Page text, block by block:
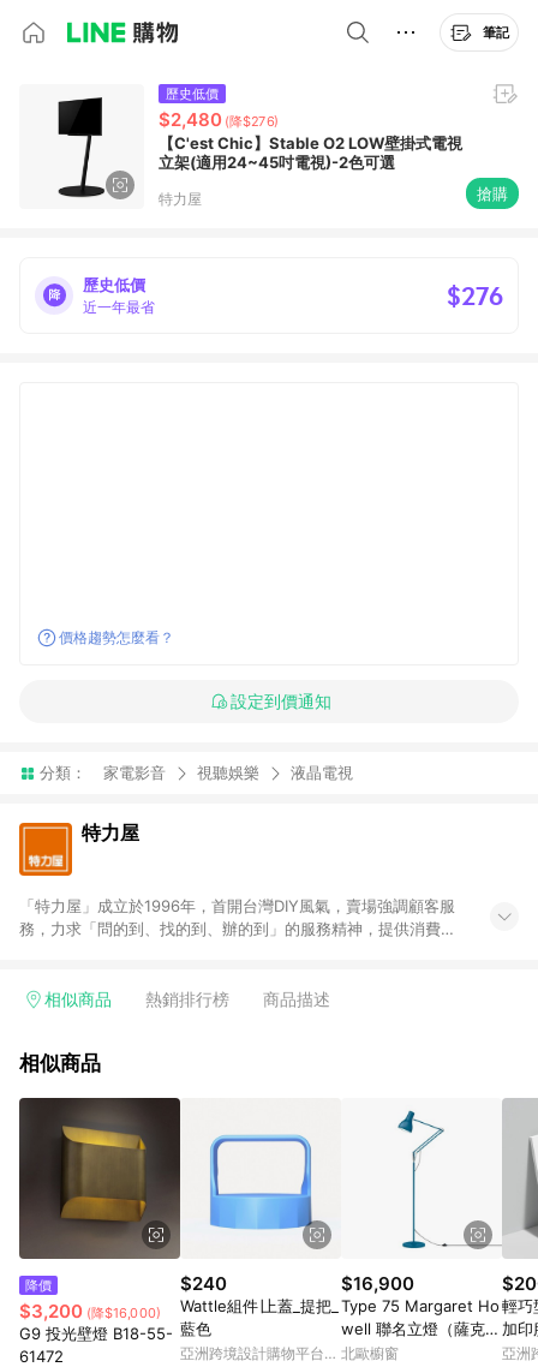
筆記
歷史低價
$2,480 (降$276)
【C'est Chic】Stable O2 LOW壁掛式電視
立架(適用24~45吋電視)-2色可選
特力屋 搶購
歷史低價
近一年最省 $276
價格趨勢怎麼看？
設定到價通知
分類： 家電影音 視聽娛樂 液晶電視
特力屋
「特力屋」成立於1996年，首開台灣DIY風氣，賣場強調顧客服
務，力求「問的到、找的到、辦的到」的服務精神，提供消費者
客找到居家修繕、佈置或裝潢時所需；另外，在各家分店內規劃
等各方面進行整合，提升服務質感，期望每一位來店顧客，能輕
結帳流程(Easy to buy)、每次到「特力屋」購物都能得到新的啟
發與靈感(Exciting experience)，同時持續提供消費者居家修繕
最佳解決方案，以創造優質居家環境為首要目標，成為消費者打
相似商品 熱銷排行榜 商品描述
相似商品
降價
$3,200 (降$16,000)
G9 投光壁燈 B18-55-
61472
$240
Wattle組件∣上蓋_提把_
藍色
亞洲跨境設計購物平台
$16,900
Type 75 Margaret Ho
well 聯名立燈（薩克斯
藍）
北歐櫥窗
輕巧
加
亞洲